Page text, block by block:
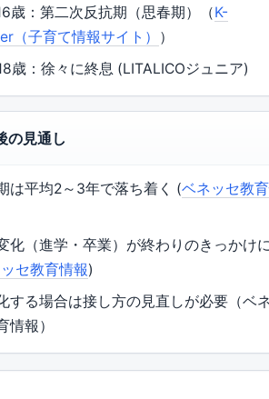
歳：第二次反抗期（思春期）（K-
（子育て情報サイト） ）
歳：徐々に終息 (LITALICOジュニア)
の見通し
は平均2～3年で落ち着く (ベネッセ教
化（進学・卒業）が終わりのきっかけ
セ教育情報)
する場合は接し方の見直しが必要（ベ
情報）